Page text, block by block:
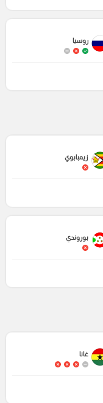
روسيا
زيمبابوي
بوروندي
غانا